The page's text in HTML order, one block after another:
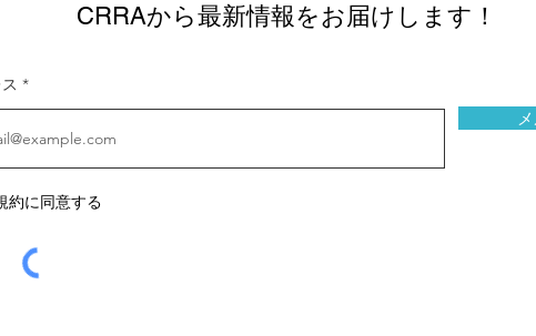
CRRAから最新情報をお届けします！
約に同意する